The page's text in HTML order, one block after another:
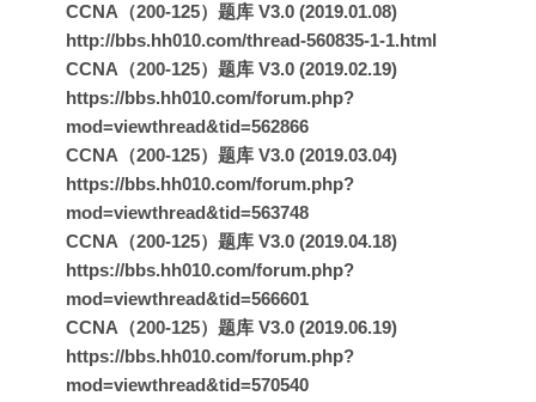
CCNA（200-125）题库 V3.0 (2019.01.08)
http://bbs.hh010.com/thread-560835-1-1.html
CCNA（200-125）题库 V3.0 (2019.02.19)
https://bbs.hh010.com/forum.php?
mod=viewthread&tid=562866
CCNA（200-125）题库 V3.0 (2019.03.04)
https://bbs.hh010.com/forum.php?
mod=viewthread&tid=563748
CCNA（200-125）题库 V3.0 (2019.04.18)
https://bbs.hh010.com/forum.php?
mod=viewthread&tid=566601
CCNA（200-125）题库 V3.0 (2019.06.19)
https://bbs.hh010.com/forum.php?
mod=viewthread&tid=570540